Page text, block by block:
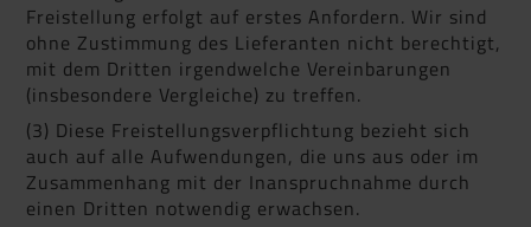
Freistellung erfolgt auf erstes Anfordern. Wir sind
ohne Zustimmung des Lieferanten nicht berechtigt,
mit dem Dritten irgendwelche Vereinbarungen
(insbesondere Vergleiche) zu treffen.
(3) Diese Freistellungsverpflichtung bezieht sich
auch auf alle Aufwendungen, die uns aus oder im
Zusammenhang mit der Inanspruchnahme durch
einen Dritten notwendig erwachsen.